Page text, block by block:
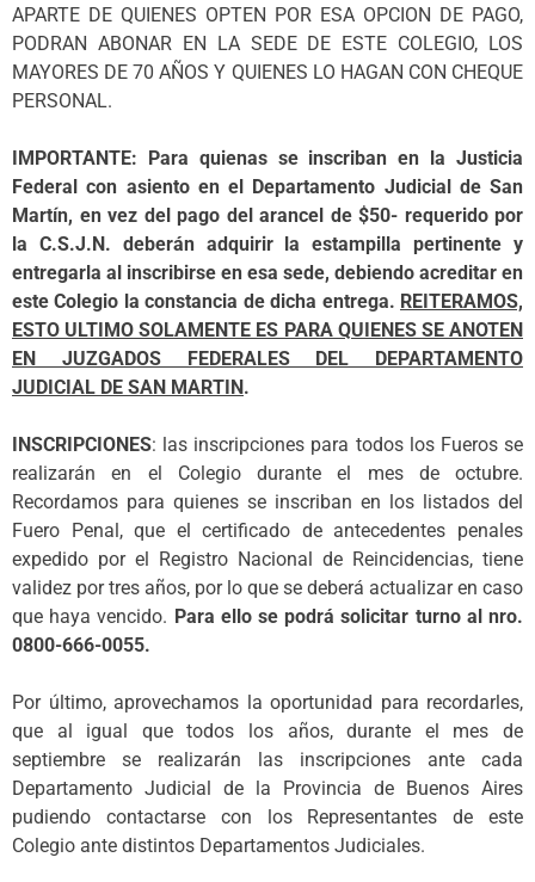
APARTE DE QUIENES OPTEN POR ESA OPCION DE PAGO,
PODRAN ABONAR EN LA SEDE DE ESTE COLEGIO, LOS
MAYORES DE 70 AÑOS Y QUIENES LO HAGAN CON CHEQUE
PERSONAL.
IMPORTANTE: Para quienas se inscriban en la Justicia
Federal con asiento en el Departamento Judicial de San
Martín, en vez del pago del arancel de $50- requerido por
la C.S.J.N. deberán adquirir la estampilla pertinente y
entregarla al inscribirse en esa sede, debiendo acreditar en
este Colegio la constancia de dicha entrega. REITERAMOS,
ESTO ULTIMO SOLAMENTE ES PARA QUIENES SE ANOTEN
EN JUZGADOS FEDERALES DEL DEPARTAMENTO
JUDICIAL DE SAN MARTIN .
INSCRIPCIONES: las inscripciones para todos los Fueros se
realizarán en el Colegio durante el mes de octubre.
Recordamos para quienes se inscriban en los listados del
Fuero Penal, que el certificado de antecedentes penales
expedido por el Registro Nacional de Reincidencias, tiene
validez por tres años, por lo que se deberá actualizar en caso
que haya vencido. Para ello se podrá solicitar turno al nro.
0800-666-0055.
Por último, aprovechamos la oportunidad para recordarles,
que al igual que todos los años, durante el mes de
septiembre se realizarán las inscripciones ante cada
Departamento Judicial de la Provincia de Buenos Aires
pudiendo contactarse con los Representantes de este
Colegio ante distintos Departamentos Judiciales.